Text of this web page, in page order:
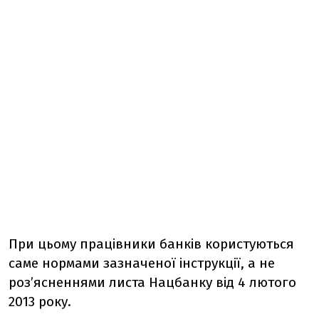
При цьому працівники банків користуються
саме нормами зазначеної інструкції, а не
роз’ясненнями листа Нацбанку від 4 лютого
2013 року.